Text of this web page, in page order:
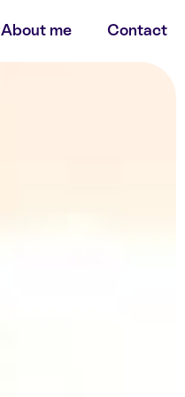
About me Contact